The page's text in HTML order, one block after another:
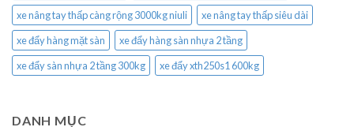
xe nâng tay thấp càng rộng 3000kg niuli
xe nâng tay thấp siêu dài
xe đẩy hàng mặt sàn
xe đẩy hàng sàn nhựa 2 tầng
xe đẩy sàn nhựa 2 tầng 300kg
xe đẩy xth250s1 600kg
DANH MỤC